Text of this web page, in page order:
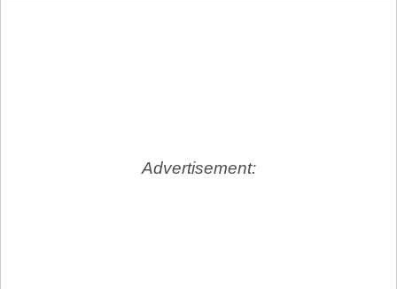
Advertisement: